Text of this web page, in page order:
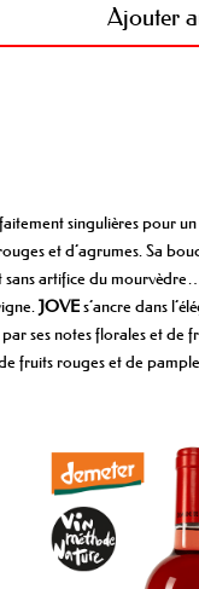
Ajouter
singulières pour un
et d’agrumes. Sa
artifice du
JOVEs’ancre dans
ses notes florales et de
fruits rouges et de